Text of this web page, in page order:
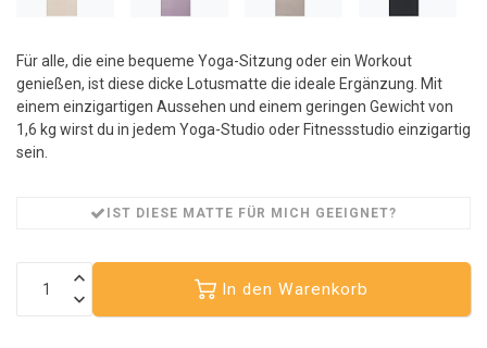
Für alle, die eine bequeme Yoga-Sitzung oder ein Workout
genießen, ist diese dicke Lotusmatte die ideale Ergänzung. Mit
einem einzigartigen Aussehen und einem geringen Gewicht von
1,6 kg wirst du in jedem Yoga-Studio oder Fitnessstudio einzigartig
sein.
IST DIESE MATTE FÜR MICH GEEIGNET?
In den Warenkorb